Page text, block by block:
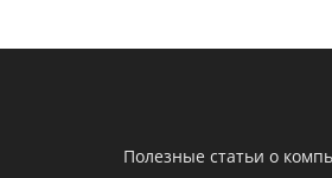
Полезные статьи о